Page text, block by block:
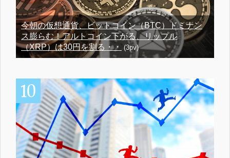
今朝の仮想通貨、ビットコイン（BTC）ドミナン
ス膨らむ！アルトコイン下がる、リップル
（XRP）は30円を割る・・(3pv)